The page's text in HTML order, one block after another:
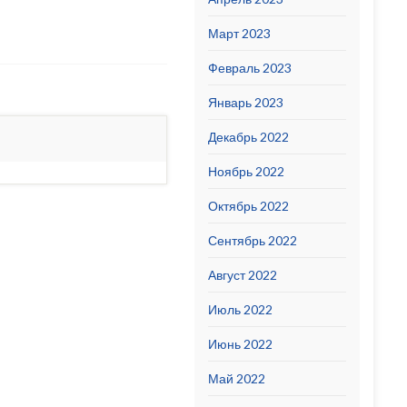
Март 2023
Февраль 2023
Январь 2023
Декабрь 2022
Ноябрь 2022
Октябрь 2022
Сентябрь 2022
Август 2022
Июль 2022
Июнь 2022
Май 2022